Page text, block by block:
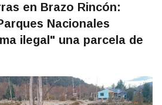
en Brazo Rincón:
Nacionales
ilegal" una parcela de